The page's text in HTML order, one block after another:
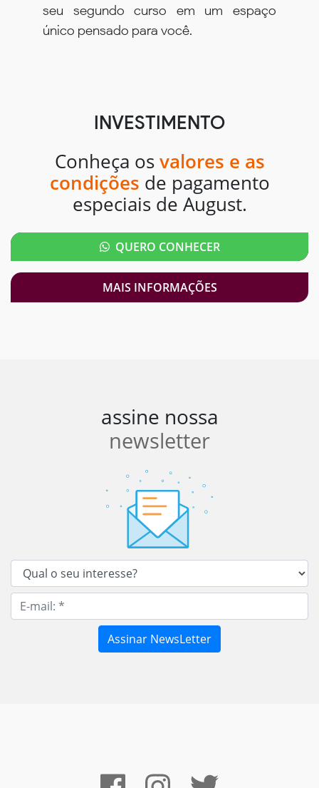
seu segundo curso em um espaço
único pensado para você.
INVESTIMENTO
Conheça os valores e as
condições de pagamento
especiais de August.
QUERO CONHECER
MAIS INFORMAÇÕES
assine nossa
newsletter